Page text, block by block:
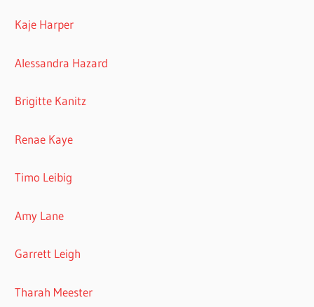
Kaje Harper
Alessandra Hazard
Brigitte Kanitz
Renae Kaye
Timo Leibig
Amy Lane
Garrett Leigh
Tharah Meester